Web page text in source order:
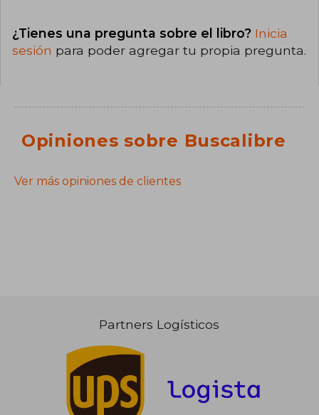
¿Tienes una pregunta sobre el libro? Inicia
sesión para poder agregar tu propia pregunta.
Opiniones sobre Buscalibre
Ver más opiniones de clientes
Partners Logísticos